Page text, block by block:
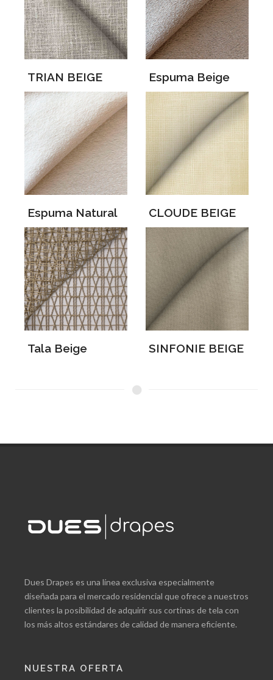
TRIAN BEIGE Espuma Beige
Espuma Natural CLOUDE BEIGE
Tala Beige SINFONIE BEIGE
Dues Drapes es una línea exclusiva especialmente
diseñada para el mercado residencial que ofrece a nuestros
clientes la posibilidad de adquirir sus cortinas de tela con
los más altos estándares de calidad de manera eficiente.
NUESTRA OFERTA